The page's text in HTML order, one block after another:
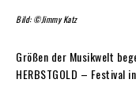
Bild: ©Jimmy Katz
Größen der Musikwelt
HERBSTGOLD – Festival